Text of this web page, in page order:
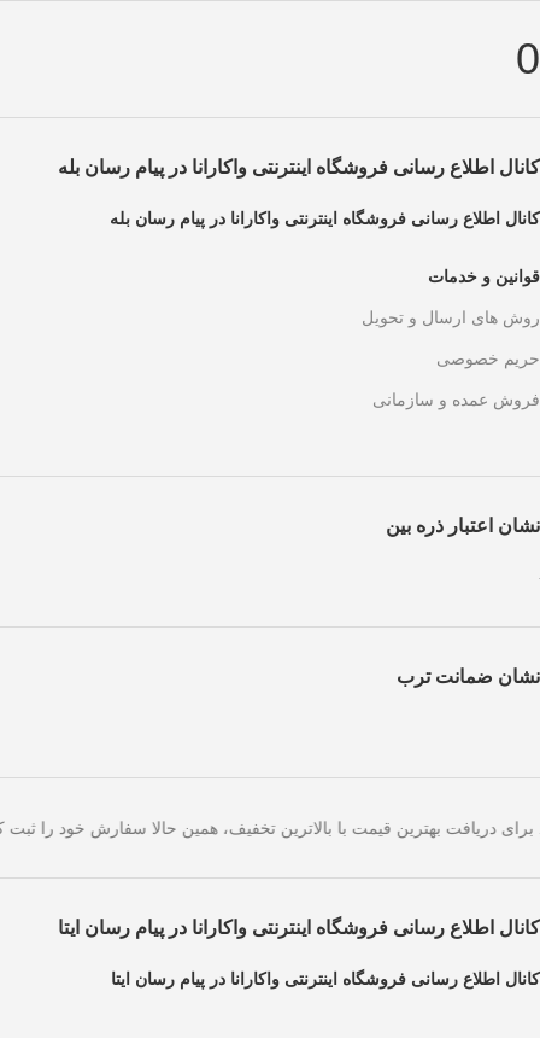
0
کانال اطلاع رسانی فروشگاه اینترنتی واکارانا در پیام رسان بله
کانال اطلاع رسانی فروشگاه اینترنتی واکارانا در پیام رسان بله
قوانین و خدمات
روش های ارسال و تحویل
حریم خصوصی
فروش عمده و سازمانی
نشان اعتبار ذره بین
نشان ضمانت ترب
امروز است. برای دریافت بهترین قیمت با بالاترین تخفیف، همین حالا
کانال اطلاع رسانی فروشگاه اینترنتی واکارانا در پیام رسان ایتا
کانال اطلاع رسانی فروشگاه اینترنتی واکارانا در پیام رسان ایتا